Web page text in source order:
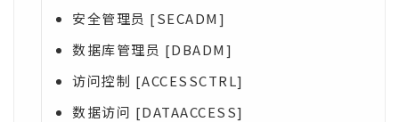
安全管理员 [SECADM]
数据库管理员 [DBADM]
访问控制 [ACCESSCTRL]
数据访问 [DATAACCESS]